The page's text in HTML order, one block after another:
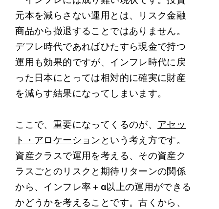
元本を減らさない運用とは、リスク金融
商品から撤退することではありません。
デフレ時代であればひたすら現金で持つ
運用も効果的ですが、インフレ時代に戻
った日本にとっては相対的に確実に財産
を減らす結果になってしまいます。
ここで、重要になってくるのが、 アセッ
ト・アロケーション という考え方です。
資産クラスで運用を考える、その資産ク
ラスごとのリスクと期待リターンの関係
から、インフレ率＋α以上の運用ができる
かどうかを考えることです。古くから、